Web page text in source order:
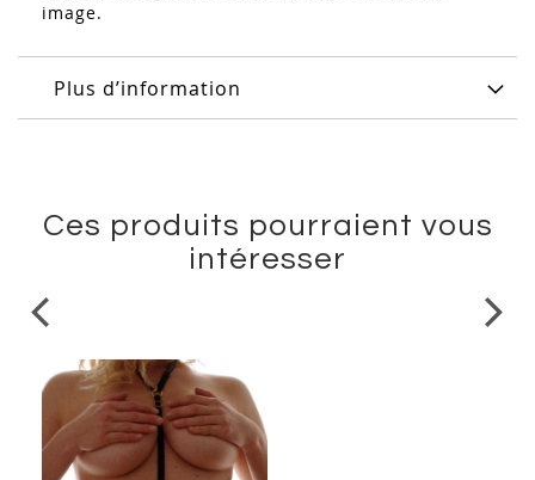
image.
Plus d’information
Ces produits pourraient vous
intéresser